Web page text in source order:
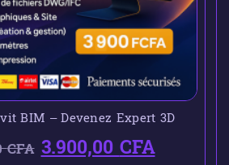
BIM – Devenez Expert 3D
CFA 3.900,00CFA